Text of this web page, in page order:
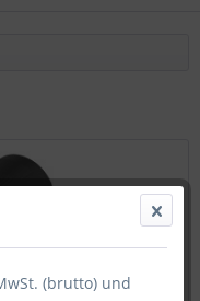
(brutto) und